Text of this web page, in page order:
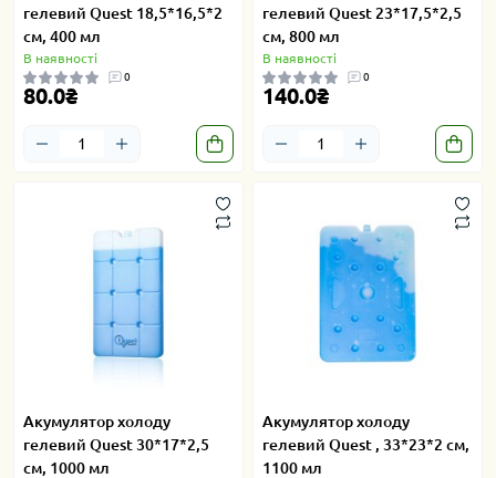
гелевий Quest 18,5*16,5*2
см, 400 мл
В наявності
0
80.0₴
гелевий Quest 23*17,5*2,5
см, 800 мл
В наявності
0
140.0₴
Акумулятор холоду
гелевий Quest 30*17*2,5
см, 1000 мл
Акумулятор холоду
гелевий Quest , 33*23*2 см,
1100 мл